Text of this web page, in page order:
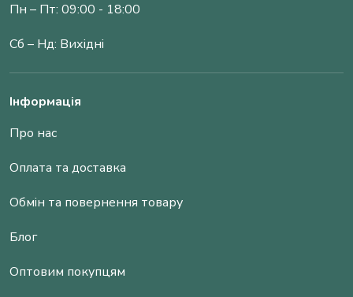
Пн – Пт: 09:00 - 18:00
Сб – Нд: Вихідні
Інформація
Про нас
Оплата та доставка
Обмін та повернення товару
Блог
Оптовим покупцям